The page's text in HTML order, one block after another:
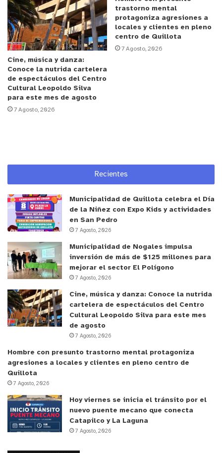
“Se releva como estrategia terapéutica la
necesidad de abrir instancias colectivas de
participación, que permitan el desarrollo de
intereses, la expresión emocional a través del arte
y la generación de vínculos entre pares fuera de
los circuitos habituales de consumo”, destacó
Morán.
destacó la importancia de esta alianza como parte
abiertos e inclusivos para toda la comunidad.
“A través de esta alianza, reafirmamos nuestro
compromiso de que el Centro Cultural sea un
espacio de y para toda la comunidad, utilizando el
arte como una herramienta real de sanación,
transformación social e inclusión”, afirmó.
Trabajo conjunto
La iniciativa nace desde el trabajo intersectorial
que impulsa el Centro Emerger, promoviendo una
mirada integral de las personas usuarias y
abordando factores sociales que pueden influir en
el acceso oportuno a los tratamientos.
Durante el encuentro se definieron las primeras
líneas de acción para concretar una planificación
conjunta durante el segundo semestre,
Cine, música y danza:
Conoce la nutrida cartelera
de espectáculos del Centro
Cultural Leopoldo Silva
para este mes de agosto
7 Agosto, 2026
trastorno mental
protagoniza agresiones a
locales y clientes en pleno
centro de Quillota
7 Agosto, 2026
Recientes
Municipalidad de Quillota celebra el Día
de la Niñez con Expo Kids y actividades
en San Pedro
7 Agosto, 2026
Municipalidad de Nogales impulsa
inversión de más de $125 millones para
mejorar el sector El Polígono
7 Agosto, 2026
Cine, música y danza: Conoce la nutrida
cartelera de espectáculos del Centro
Cultural Leopoldo Silva para este mes
de agosto
7 Agosto, 2026
Hombre con presunto trastorno mental protagoniza
agresiones a locales y clientes en pleno centro de
Quillota
7 Agosto, 2026
Hoy viernes se inicia el tránsito por el
nuevo puente mecano que conecta
Catapilco y La Laguna
7 Agosto, 2026